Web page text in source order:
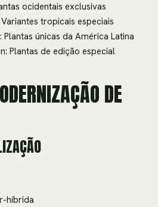
ocidentais exclusivas
tropicais especiais
únicas da América Latina
Plantas de edição especial
DE
híbrida